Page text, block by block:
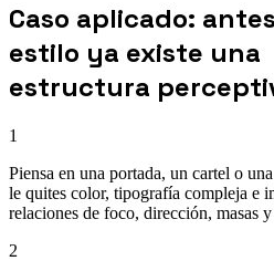
Caso aplicado:
estilo ya existe una
estructura
1
Piensa en una portada, un cartel o
le quites color, tipografía compleja e
relaciones de foco, dirección, masas
2